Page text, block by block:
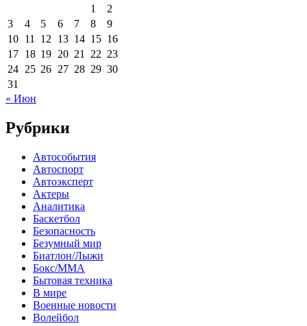
1
2
3
4 5 6 7 8
9
10 11 12 13 14 15 16
17 18 19 20 21 22 23
24 25 26 27 28 29 30
31
« Июн
Рубрики
Автособытия
Автоспорт
Автоэксперт
Актеры
Аналитика
Баскетбол
Безопасность
Безумный мир
Биатлон/Лыжи
Бокс/MMA
Бытовая техника
В мире
Военные новости
Волейбол